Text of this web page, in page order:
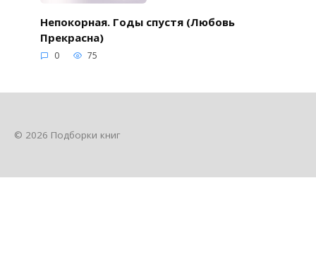
Непокорная. Годы спустя (Любовь
Прекрасна)
0 75
© 2026 Подборки книг